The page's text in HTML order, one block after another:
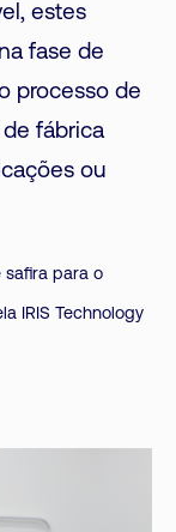
estes
fase de
processo de
fábrica
ou
safira para o
IRIS Technology